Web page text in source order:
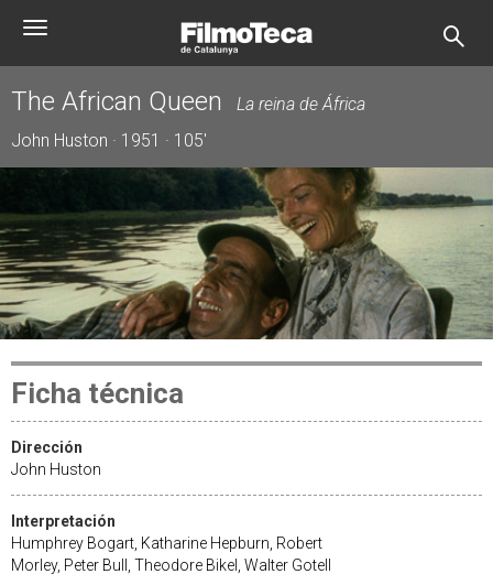
Toggle
The African Queen
La reina de África
John Huston · 1951 · 105'
Ficha técnica
Dirección
John Huston
Interpretación
Humphrey Bogart, Katharine Hepburn, Robert
Morley, Peter Bull, Theodore Bikel, Walter Gotell